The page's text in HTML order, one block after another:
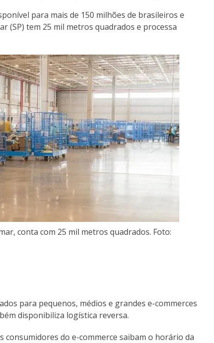
para mais de 150 milhões de brasileiros e
(SP) tem 25 mil metros quadrados e processa
conta com 25 mil metros quadrados. Foto:
para pequenos, médios e grandes e-commerces
disponibiliza logística reversa.
consumidores do e-commerce saibam o horário da